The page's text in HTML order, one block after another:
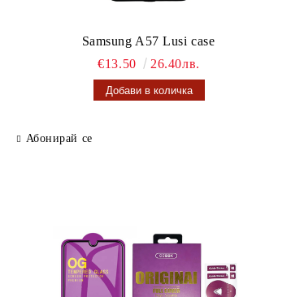
Samsung A57 Lusi case
€13.50
26.40лв.
Абонирай се